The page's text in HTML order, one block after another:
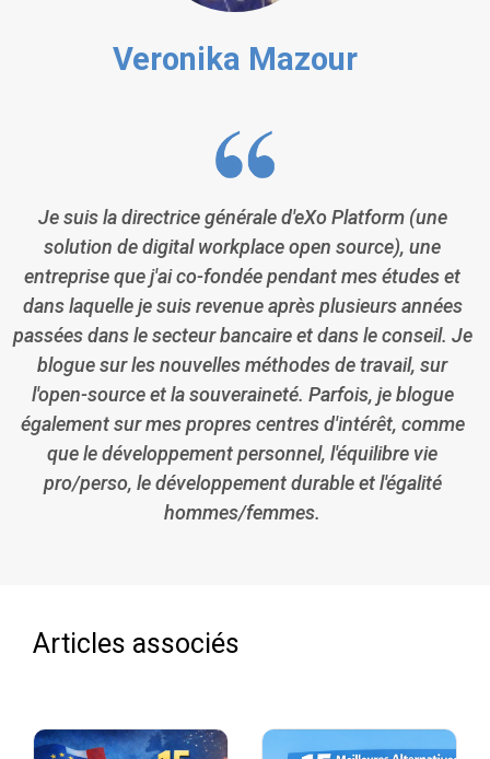
Veronika Mazour
Je suis la directrice générale d'eXo Platform (une
solution de digital workplace open source), une
entreprise que j'ai co-fondée pendant mes études et
dans laquelle je suis revenue après plusieurs années
passées dans le secteur bancaire et dans le conseil. Je
blogue sur les nouvelles méthodes de travail, sur
l'open-source et la souveraineté. Parfois, je blogue
également sur mes propres centres d'intérêt, comme
que le développement personnel, l'équilibre vie
pro/perso, le développement durable et l'égalité
hommes/femmes.
Articles associés